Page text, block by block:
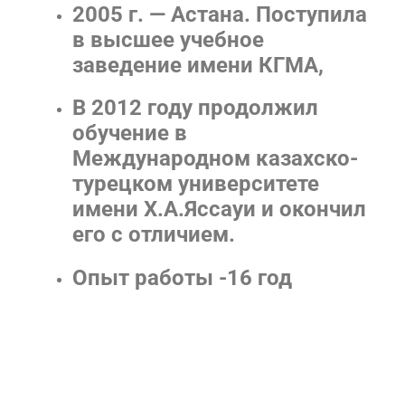
2005 г. — Астана. Поступила
в высшее учебное
заведение имени КГМА,
В 2012 году продолжил
обучение в
Международном казахско-
турецком университете
имени Х.А.Яссауи и окончил
его с отличием.
Опыт работы -16 год